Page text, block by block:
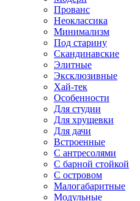
Прованс
Неоклассика
Минимализм
Под старину
Скандинавские
Элитные
Эксклюзивные
Хай-тек
Особенности
Для студии
Для хрущевки
Для дачи
Встроенные
С антресолями
С барной стойкой
С островом
Малогабаритные
Модульные